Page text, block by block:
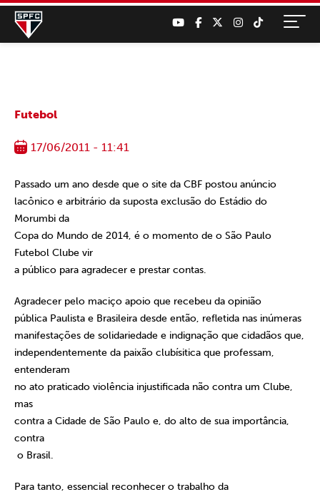
Futebol
17/06/2011 - 11:41
Passado um ano desde que o site da CBF postou anúncio
lacônico e arbitrário da suposta exclusão do Estádio do
Morumbi da
Copa do Mundo de 2014, é o momento de o São Paulo
Futebol Clube vir
a público para agradecer e prestar contas.
Agradecer pelo maciço apoio que recebeu da opinião
pública Paulista e Brasileira desde então, refletida nas inúmeras
manifestações de solidariedade e indignação que cidadãos que,
independentemente da paixão clubísitica que professam,
entenderam
no ato praticado violência injustificada não contra um Clube,
mas
contra a Cidade de São Paulo e, do alto de sua importância,
contra
o Brasil.
Para tanto, essencial reconhecer o trabalho da